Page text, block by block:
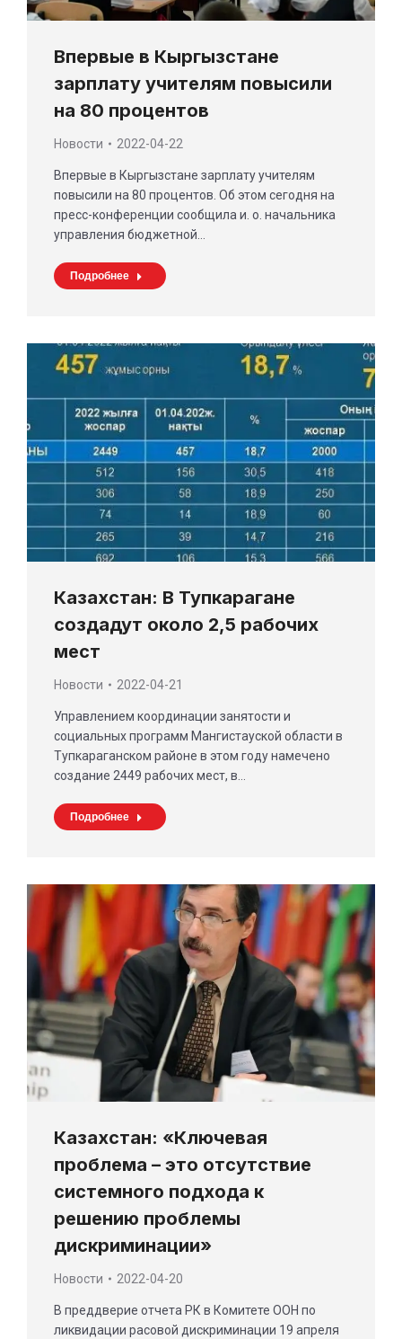
Впервые в Кыргызстане
зарплату учителям повысили
на 80 процентов
Новости 2022-04-22
Впервые в Кыргызстане зарплату учителям
повысили на 80 процентов. Об этом сегодня на
пресс-конференции сообщила и. о. начальника
управления бюджетной…
Подробнее
Казахстан: В Тупкарагане
создадут около 2,5 рабочих
мест
Новости 2022-04-21
Управлением координации занятости и
социальных программ Мангистауской области в
Тупкараганском районе в этом году намечено
создание 2449 рабочих мест, в…
Подробнее
Казахстан: «Ключевая
проблема – это отсутствие
системного подхода к
решению проблемы
дискриминации»
Новости 2022-04-20
В преддверие отчета РК в Комитете ООН по
ликвидации расовой дискриминации 19 апреля